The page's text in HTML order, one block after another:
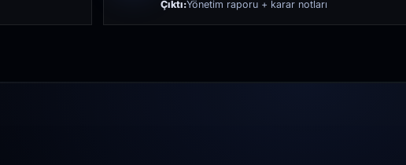
Çıktı:Yönetim raporu + karar notları